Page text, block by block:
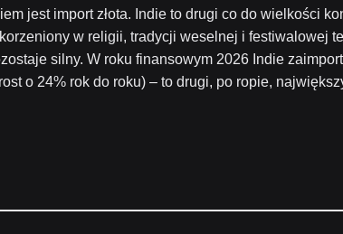
jest import złota. Indie to drugi co do wielkości
w religii, tradycji weselnej i festiwalowej
silny. W roku finansowym 2026 Indie
o 24% rok do roku) – to drugi, po ropie,